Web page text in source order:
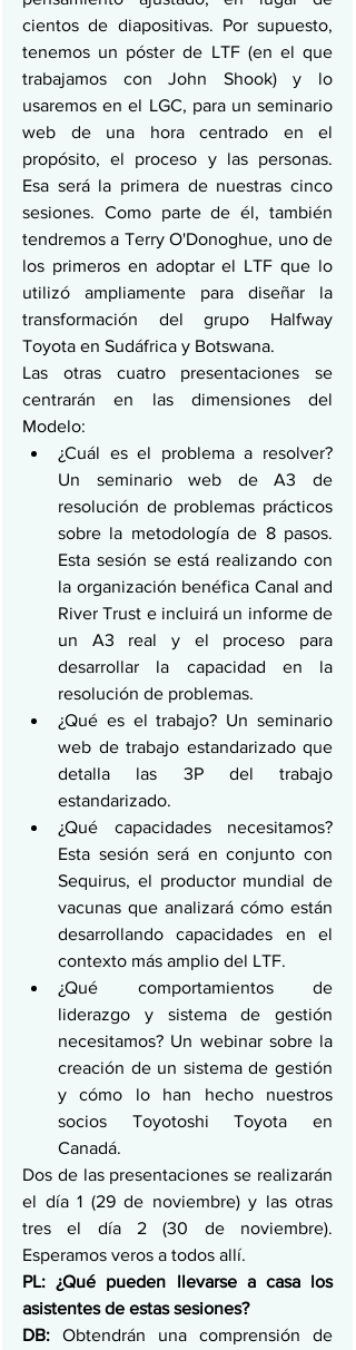
cientos de diapositivas. Por supuesto,
tenemos un póster de LTF (en el que
trabajamos con John Shook) y lo
usaremos en el LGC, para un seminario
web de una hora centrado en el
propósito, el proceso y las personas.
Esa será la primera de nuestras cinco
sesiones. Como parte de él, también
tendremos a Terry O'Donoghue, uno de
los primeros en adoptar el LTF que lo
utilizó ampliamente para diseñar la
transformación del grupo Halfway
Toyota en Sudáfrica y Botswana.
Las otras cuatro presentaciones se
centrarán en las dimensiones del
Modelo:
¿Cuál es el problema a resolver?
Un seminario web de A3 de
resolución de problemas prácticos
sobre la metodología de 8 pasos.
Esta sesión se está realizando con
la organización benéfica Canal and
River Trust e incluirá un informe de
un A3 real y el proceso para
desarrollar la capacidad en la
resolución de problemas.
¿Qué es el trabajo? Un seminario
web de trabajo estandarizado que
detalla las 3P del trabajo
estandarizado.
¿Qué capacidades necesitamos?
Esta sesión será en conjunto con
Sequirus, el productor mundial de
vacunas que analizará cómo están
desarrollando capacidades en el
contexto más amplio del LTF.
¿Qué comportamientos de
liderazgo y sistema de gestión
necesitamos? Un webinar sobre la
creación de un sistema de gestión
y cómo lo han hecho nuestros
socios Toyotoshi Toyota en
Canadá.
Dos de las presentaciones se realizarán
el día 1 (29 de noviembre) y las otras
tres el día 2 (30 de noviembre).
Esperamos veros a todos allí.
PL: ¿Qué pueden llevarse a casa los
asistentes de estas sesiones?
DB: Obtendrán una comprensión de